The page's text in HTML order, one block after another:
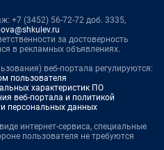
+7 (3452) 56-72-72 доб. 3335,
за достоверность
в рекламных объявлениях.
веб-портала регулируются:
пользователя
характеристик ПО
веб-портала и политикой
персональных данных
интернет-сервиса, специальные
пользователя не требуются